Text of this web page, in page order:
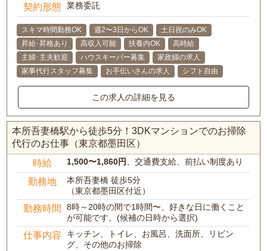
契約形態 業務委託
スキマ時間勤務OK 週2〜3日からOK
土日祝のみOK
昇給･昇格あり
高収入可能 扶養内OK
高時給
主婦･主夫歓迎
ハウスキーパー募集
家政婦の求人
家事代行スタッフ募集
お手伝いさんの求人 シフト自由
この求人の詳細を見る
本所吾妻橋駅から徒歩5分！3DKマンションでのお掃除
代行のお仕事（東京都墨田区）
時給 1,500〜1,860円 、交通費支給、前払い制度あり
勤務地
本所吾妻橋 徒歩5分
（東京都墨田区付近）
勤務時間
8時～20時の間で1時間〜、好きな日に働くこと
が可能です。(候補の日時から選択)
仕事内容
キッチン、トイレ、お風呂、洗面所、リビン
グ、その他のお掃除